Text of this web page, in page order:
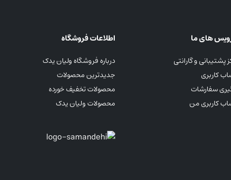
های ما
پشتیبانی و گارانتی
کاربری
سفارشات
کاربری من
اطلاعات فروشگاه
درباره فروشگاه ولیان یدک
جدیدترین محصولات
محصولات تخفیف خورده
محصولات ولیان یدک